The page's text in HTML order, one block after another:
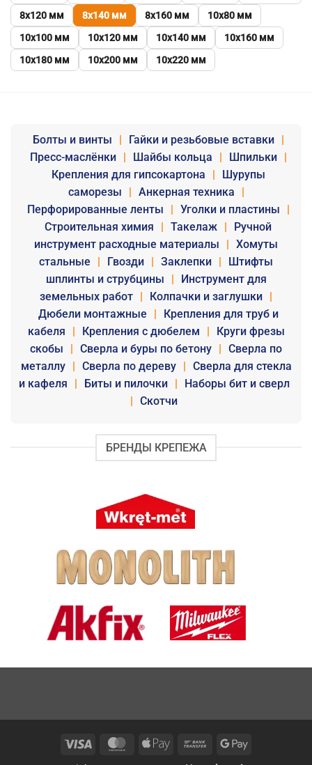
8х120 мм
8х140 мм 8х160 мм
10х80 мм
10х100 мм
10х120 мм 10х140 мм
10х160 мм
10х180 мм
10х200 мм 10х220 мм
Болты и винты | Гайки и резьбовые вставки
|
Пресс-маслёнки
| Шайбы кольца | Шпильки
|
Крепления для гипсокартона
|
Шурупы
саморезы
| Анкерная техника
|
Перфорированные ленты
| Уголки и пластины
|
Строительная химия
| Такелаж |
Ручной
инструмент расходные материалы
| Хомуты
стальные
| Гвозди | Заклепки |
Штифты
шплинты и струбцины
|
Инструмент для
земельных работ | Колпачки и заглушки |
Дюбели монтажные
|
Крепления для труб и
кабеля
| Крепления с дюбелем |
Круги фрезы
скобы
| Сверла и буры по бетону | Сверла по
металлу
| Сверла по дереву | Сверла для стекла
и кафеля
| Биты и пилочки |
Наборы бит и сверл
| Скотчи
БРЕНДЫ КРЕПЕЖА
Visa MasterCardApple
Bank
Google